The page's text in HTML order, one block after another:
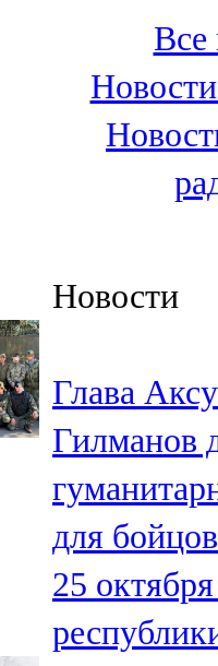
100,3 FM
Зәй
106,6 FM
Кадыбаш
105,2 FM
91,5 FM
106,1 FM
Кама
71,51 FM
Кукмара
107,9 FM
Все
Новости
Глава
Гилманов
для
25